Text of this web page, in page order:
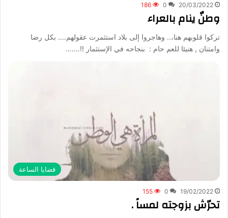
20/03/2022
0
186
وطنٌ ينام بالعراء
تركوا قلوبهم هنا،.. وهاجروا إلى بلاد استثمرت عقولهم…. بكل رضا
وامتنان , هنيئا للعم حام : بنجاحه في الإستثمار !!….…
قضايا الساعة
19/02/2022
0
155
تحرّش بزوجته لمساً .